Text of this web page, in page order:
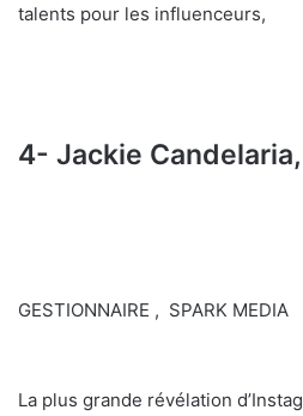
talents pour les influenceurs,
4- Jackie
GESTIONNAIRE , SPARK MEDIA
La plus grande révélation